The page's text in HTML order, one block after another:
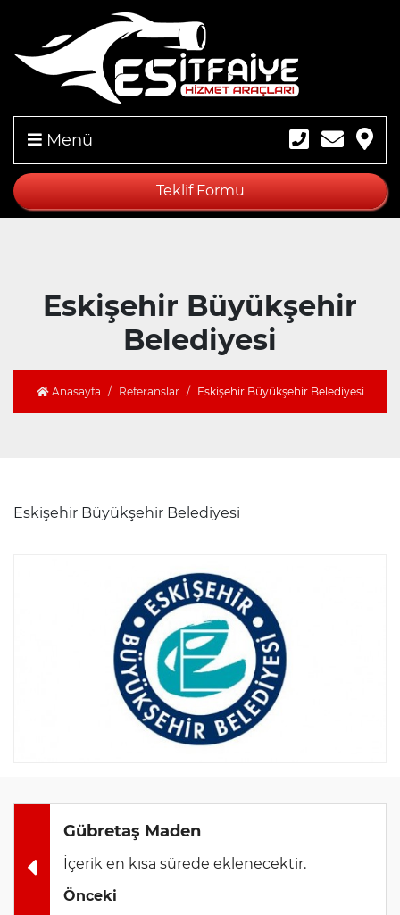
Menü
Teklif Formu
Eskişehir Büyükşehir
Belediyesi
Anasayfa Referanslar Eskişehir Büyükşehir Belediyesi
Eskişehir Büyükşehir Belediyesi
Gübretaş Maden
İçerik en kısa sürede eklenecektir.
Önceki